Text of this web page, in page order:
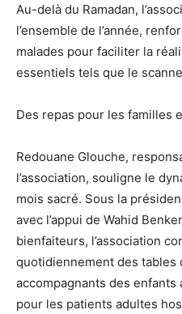
Au-delà du Ramadan,
l’ensemble de l’année,
malades pour faciliter la
essentiels tels que le
Des repas pour les familles
Redouane Glouche,
l’association, souligne le
mois sacré. Sous la
avec l’appui de Wahid
bienfaiteurs, l’association
quotidiennement des
accompagnants des
pour les patients adultes